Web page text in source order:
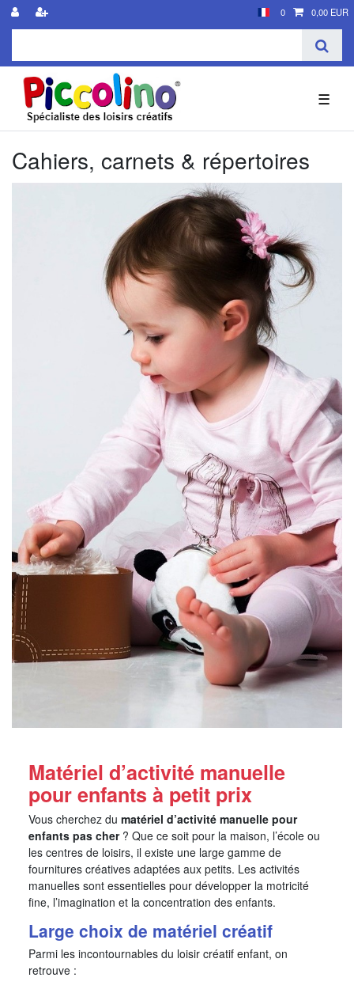
0 0,00 EUR
☰
Cahiers, carnets & répertoires
Matériel d’activité manuelle
pour enfants à petit prix
Vous cherchez du matériel d’activité manuelle pour
enfants pas cher? Que ce soit pour la maison, l’école ou
les centres de loisirs, il existe une large gamme de
fournitures créatives adaptées aux petits. Les activités
manuelles sont essentielles pour développer la motricité
fine, l’imagination et la concentration des enfants.
Large choix de matériel créatif
Parmi les incontournables du loisir créatif enfant, on
retrouve :